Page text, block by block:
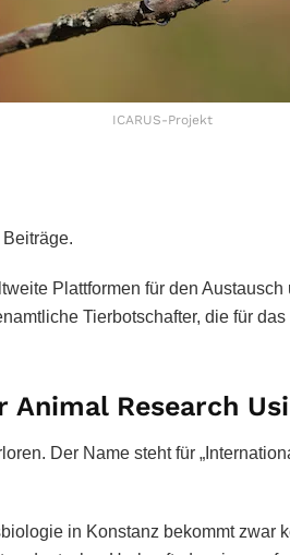
ICARUS-Projekt
Plattformen für den Austausch
Tierbotschafter, die für
Research
Der Name steht für
in Konstanz bekommt zwar